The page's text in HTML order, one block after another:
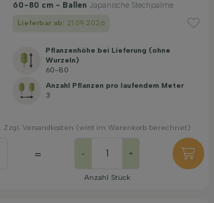
60-80 cm - Ballen Japanische Stechpalme
Lieferbar ab: 21.09.2026
Pflanzenhöhe bei Lieferung (ohne
Wurzeln)
60-80
Anzahl Pflanzen pro laufendem Meter
3
Zzgl. Versandkosten (wird im Warenkorb berechnet)
= - +
Anzahl Stück